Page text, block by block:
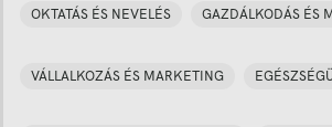
OKTATÁS ÉS NEVELÉS GAZDÁLKODÁS ÉS
VÁLLALKOZÁS ÉS MARKETING